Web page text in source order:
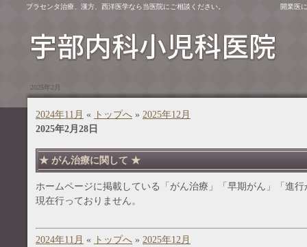
2025年2月
開業医
プラセンタ治療、漢方、西洋医学なら当医院にご相談ください。
2024年11月 « トップへ » 2025年12月
2025年2月28日
★ がん治療に関して ★
ホームページに掲載している「がん治療」「早期がん」「進
現在行っておりません。
2024年11月 « トップへ » 2025年12月